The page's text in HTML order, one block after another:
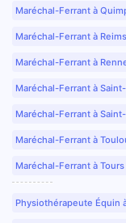
Maréchal-Ferrant à
Maréchal-Ferrant à
Maréchal-Ferrant à
Maréchal-Ferrant à
Maréchal-Ferrant à
Maréchal-Ferrant à
Maréchal-Ferrant à Tours
Physiothérapeute Équin